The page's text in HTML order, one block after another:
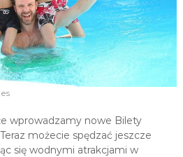
u
i
R
e
k
a
c
wprowadzamy nowe Bilety
możecie spędzać jeszcze
się wodnymi atrakcjami w